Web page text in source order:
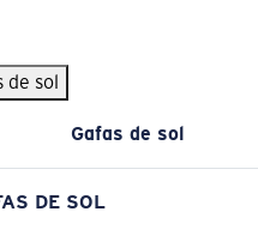
de sol
Gafas de sol
DE SOL
Exclusivo